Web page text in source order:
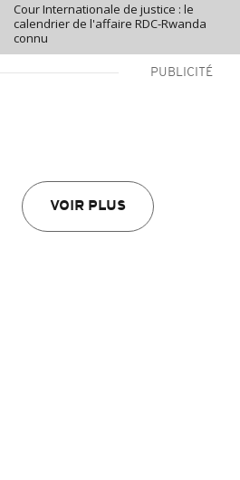
Cour Internationale de justice : le
calendrier de l'affaire RDC-Rwanda
connu
PUBLICITÉ
VOIR PLUS